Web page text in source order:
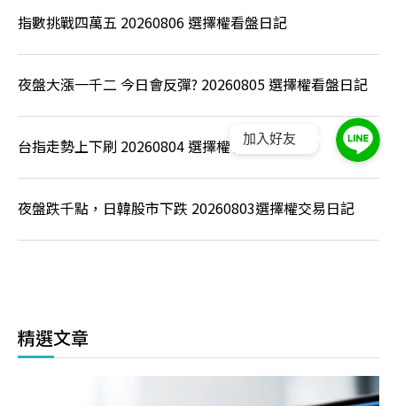
指數挑戰四萬五 20260806 選擇權看盤日記
夜盤大漲一千二 今日會反彈? 20260805 選擇權看盤日記
台指走勢上下刷 20260804 選擇權看盤日記
夜盤跌千點，日韓股市下跌 20260803選擇權交易日記
精選文章
加入好友